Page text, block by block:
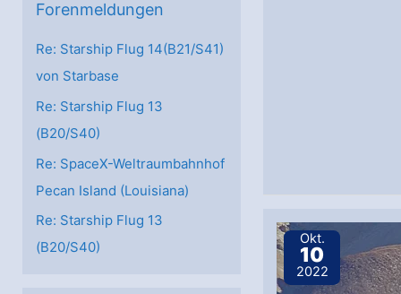
Forenmeldungen
Re: Starship Flug 14(B21/S41)
von Starbase
Re: Starship Flug 13
(B20/S40)
Re: SpaceX-Weltraumbahnhof
Pecan Island (Louisiana)
Re: Starship Flug 13
(B20/S40)
Okt.
10
2022